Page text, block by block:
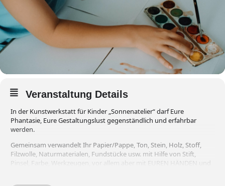
Veranstaltung Details
In der Kunstwerkstatt für Kinder „Sonnenatelier“ darf Eure
Phantasie, Eure Gestaltungslust gegenständlich und erfahrbar
werden.
Gemeinsam verwandelt Ihr Papier/Pappe, Ton, Stein, Holz, Stoff,
Filzwolle, Naturmaterialen, Fundstücke usw. mit Hilfe von Stift,
Pinsel, Farbe, Werkzeugen, vor allem aber mit EUREN HÄNDEN und